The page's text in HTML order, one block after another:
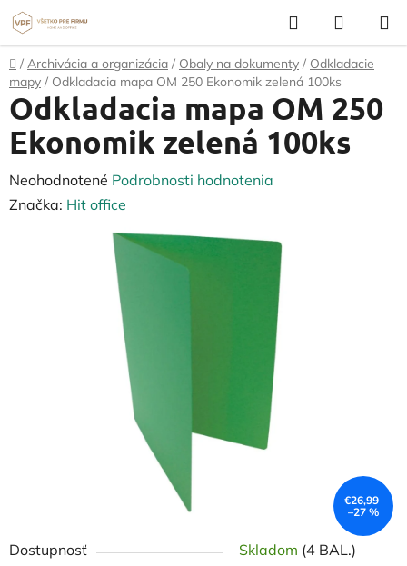
Prejsť
na
obsah
Hľadať
KOŠÍK
Domov
/ Archivácia a organizácia / Obaly na dokumenty / Odkladacie
mapy / Odkladacia mapa OM 250 Ekonomik zelená 100ks
Dostupnosť Skladom (4 BAL.)
Odkladacia mapa OM 250
Ekonomik zelená 100ks
Priemerné
hodnotenie
Neohodnotené Podrobnosti hodnotenia
Značka: Hit office
€26,99
–27 %